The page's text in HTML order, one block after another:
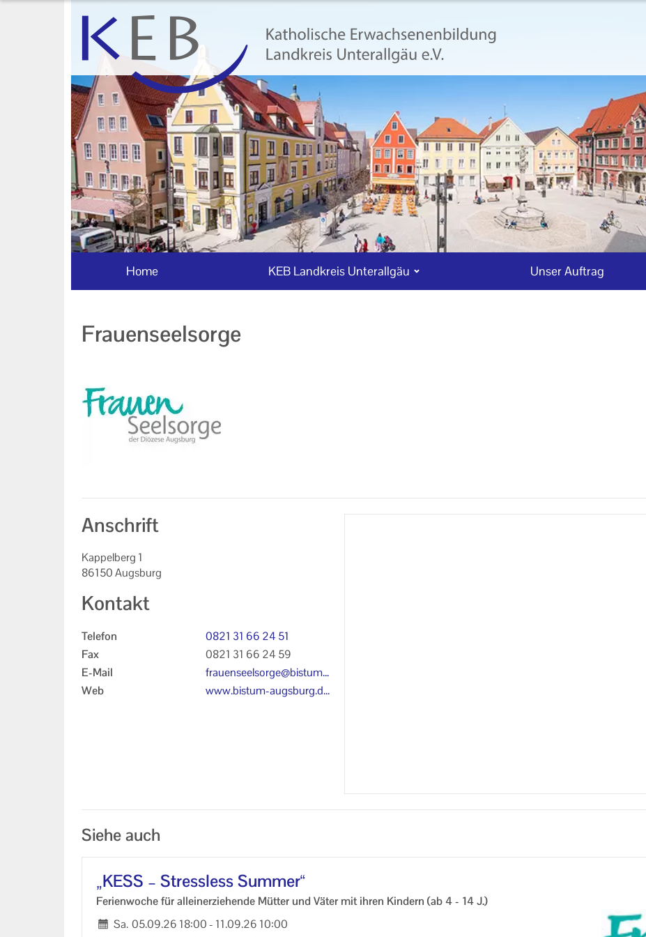
Home KEB Landkreis Unterallgäu Unser Auftrag
Frauenseelsorge
Anschrift
Kappelberg 1
86150 Augsburg
Kontakt
Telefon
0821 31 66 24 51
Fax
0821 31 66 24 59
E-Mail
frauenseelsorge@bistum-
augsburg.de
Web
www.bistum-augsburg.d
Siehe auch
„KESS – Stress­less Sum­mer“
Fe­ri­en­wo­che für al­lein­er­zie­hen­de Müt­ter und Väter mit ihren Kin­dern (ab 4 - 14 J.)
Sa. 05.09.26 18:00- 11.09.26 10:00
KEB Landkreis Unterallgäu
Unser Auftrag
Ihr Kontakt zu uns
Datenschutzerklärung